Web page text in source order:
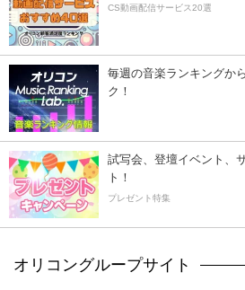
CS動画配信サービス20選
毎週の音楽ランキングか
ク！
試写会、登壇イベント、
ト！
プレゼント特集
オリコングループサイト